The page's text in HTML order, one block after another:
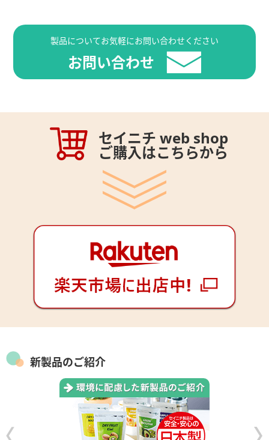
製品についてお気軽にお問い合わせください
お問い合わせ
セイニチ web shop
ご購入はこちらから
新製品のご紹介